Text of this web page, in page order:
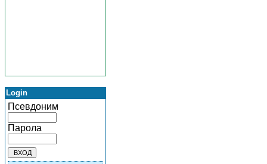
Login
Псевдоним
Парола